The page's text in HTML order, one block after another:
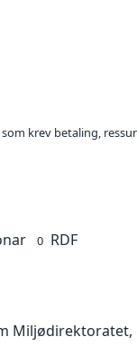
krev betaling,
0 RDF